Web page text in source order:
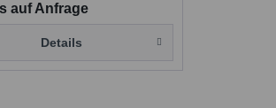
auf Anfrage
Details